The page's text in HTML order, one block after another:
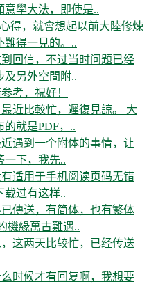
意學大法，即使是..
得，就會想起以前大陸修煉
難得一見的。..
回信，不过当时问题已经
另外空間附..
考，祝好！
近比較忙，遲復見諒。 大
就是PDF，..
遇到一个附体的事情，让
一下，我先..
适用于手机阅读页码无错
载过有这样..
傳送，有简体，也有繁体
機緣萬古難遇..
这两天比较忙，已经传送
时候才有回复啊，我想要